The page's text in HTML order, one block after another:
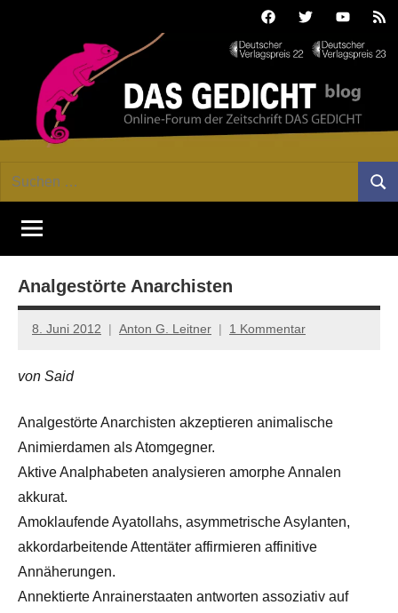
FacebookTwitterYoutube
GEDICHT
blog
Forum
von
DAS
Lyrik,
Essay
Kritik
Suchen
Analgestörte Anarchisten
8. Juni 2012 Anton G. Leitner 1 Kommentar
von Said
Analgestörte Anarchisten akzeptieren animalische
Animierdamen als Atomgegner.
Aktive Analphabeten analysieren amorphe Annalen
akkurat.
Amoklaufende Ayatollahs, asymmetrische Asylanten,
akkordarbeitende Attentäter affirmieren affinitive
Annäherungen.
Annektierte Anrainerstaaten antworten assoziativ auf